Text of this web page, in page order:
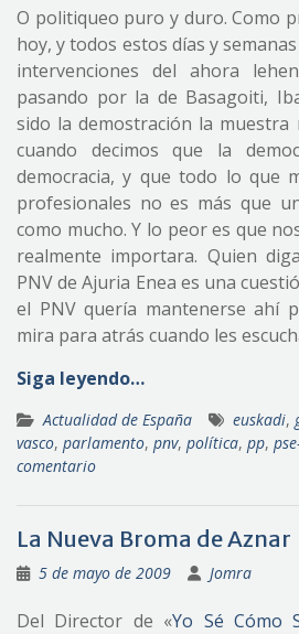
O politiqueo puro y duro. Como
hoy, y todos estos días y
intervenciones del ahora
pasando por la de Basagoiti,
sido la demostración la muestra
cuando decimos que la
democracia, y que todo lo que
profesionales no es más que
como mucho. Y lo peor es que
realmente importara. Quien
PNV de Ajuria Enea es una
el PNV quería mantenerse ahí
mira para atrás cuando les
Siga leyendo…
Actualidad de España euskadi,
vasco, parlamento, pnv, política, pp,
comentario
La Nueva Broma de Aznar
5 de mayo de 2009 Jomra
Del Director de «Yo Sé Cómo